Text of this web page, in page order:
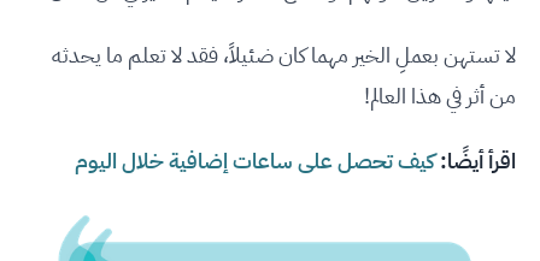
لا تستهن بعملِ الخير مهما كان ضئيلاً، فقد لا تعلم ما يحدثه
من أثر في هذا العالم!
اقرأ أيضًا:كيف تحصل على ساعات إضافية خلال اليوم